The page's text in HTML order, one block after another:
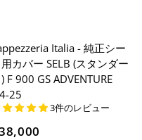
Italia - 純正シー
用カバー SELB (スタンダー
) F 900 GS ADVENTURE
25
3件のレビュー